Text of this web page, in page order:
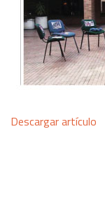
Descargar artículo